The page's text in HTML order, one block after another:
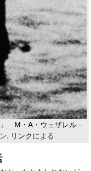
」 M・A・ウェザレル –
, リンクによる